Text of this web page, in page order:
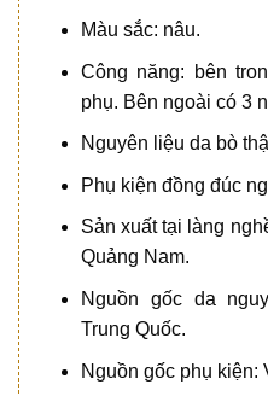
Màu sắc: nâu.
Công năng: bên
phụ. Bên ngoài có 3
Nguyên liệu da bò
Phụ kiện đồng đúc
Sản xuất tại làng
Quảng Nam.
Nguồn gốc da
Trung Quốc.
Nguồn gốc phụ kiện: